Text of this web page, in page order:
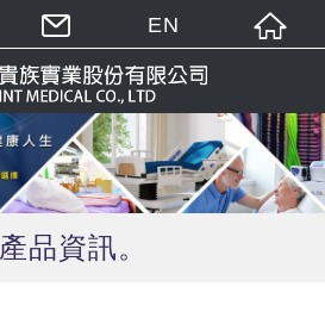
產品資訊
EN
繁體中文
English